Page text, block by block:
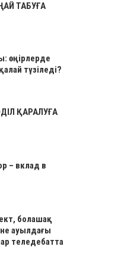
ТАБУҒА
өңірлерде
түзіледі?
ҚАРАЛУҒА
– вклад в
болашақ
ауылдағы
теледебатта